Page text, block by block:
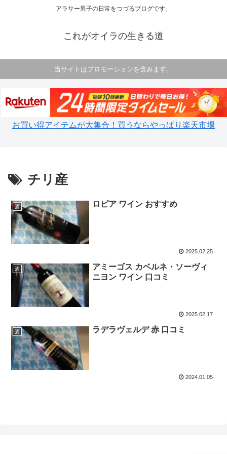
アラサー男子の日常をつづるブログです。
これがオイラの生きる道
当サイトはプロモーションを含みます。
お買い得アイテムが大集合！買うならやっぱり楽天市場
チリ産
酒 ロピア ワイン おすすめ
2025.02.25
酒
アミーゴス カベルネ・ソーヴィ
ニヨン ワイン 口コミ
2025.02.17
酒 ラデラヴェルデ 赤 口コミ
2024.01.05